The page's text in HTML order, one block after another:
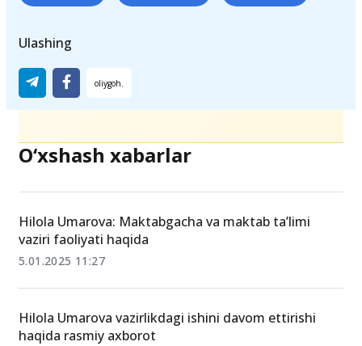
Ulashing
O‘xshash xabarlar
Hilola Umarova: Maktabgacha va maktab ta’limi
vaziri faoliyati haqida
5.01.2025 11:27
Hilola Umarova vazirlikdagi ishini davom ettirishi
haqida rasmiy axborot